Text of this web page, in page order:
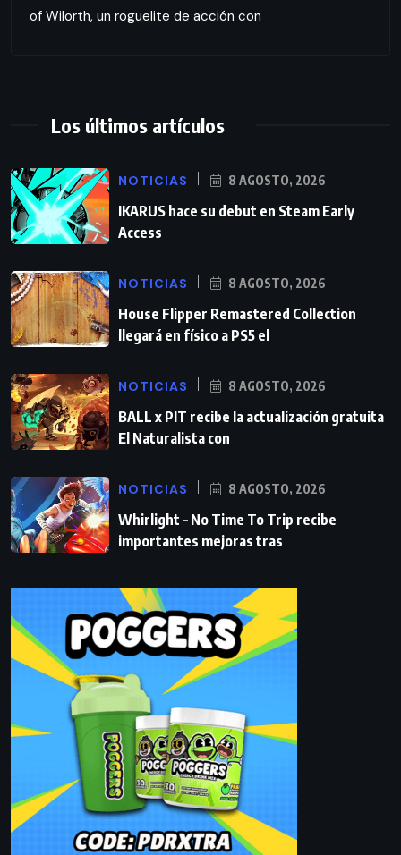
of Wilorth, un roguelite de acción con
Los últimos artículos
NOTICIAS 8 AGOSTO, 2026
IKARUS hace su debut en Steam Early
Access
NOTICIAS 8 AGOSTO, 2026
House Flipper Remastered Collection
llegará en físico a PS5 el
NOTICIAS 8 AGOSTO, 2026
BALL x PIT recibe la actualización gratuita
El Naturalista con
NOTICIAS 8 AGOSTO, 2026
Whirlight – No Time To Trip recibe
importantes mejoras tras